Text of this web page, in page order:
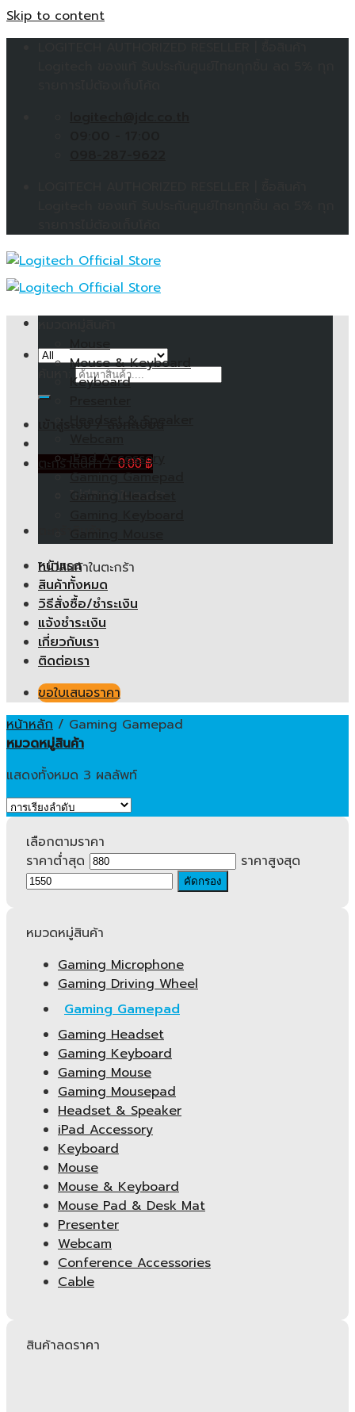
Skip to content
ตะกร้าสินค้า /0.00฿
ไม่มีสินค้าในตะกร้า
ไม่มีสินค้าในตะกร้า
Mouse
Mouse & Keyboard
Keyboard
iPad Accessory
Gaming Gamepad
Gaming Headset
หน้าแรก
สินค้าทั้งหมด
วิธีสั่งซื้อ/ชำระเงิน
แจ้งชำระเงิน
เกี่ยวกับเรา
ติดต่อเรา
ขอใบเสนอราคา
หน้าหลัก / Gaming Gamepad
หมวดหมู่สินค้า
แสดงทั้งหมด 3 ผลลัพท์
เลือกตามราคา
ราคาต่ำสุด
ราคาสูงสุด
คัดกรอง
หมวดหมู่สินค้า
Gaming Microphone
Gaming Driving Wheel
Gaming Gamepad
Gaming Headset
Gaming Keyboard
Gaming Mouse
Gaming Mousepad
Headset & Speaker
iPad Accessory
Keyboard
Mouse
Mouse & Keyboard
Mouse Pad & Desk Mat
Presenter
Webcam
Conference Accessories
Cable
สินค้าลดราคา